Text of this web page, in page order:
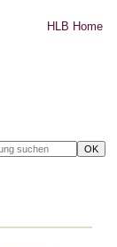
HLB Home